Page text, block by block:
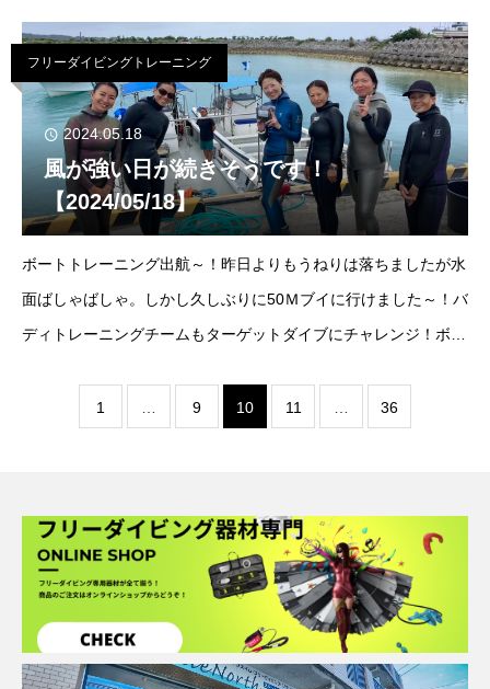
フリーダイビングトレーニング
2024.05.18
風が強い日が続きそうです！
【2024/05/18】
ボートトレーニング出航～！昨日よりもうねりは落ちましたが水
面ばしゃばしゃ。しかし久しぶりに50Ｍブイに行けました～！バ
ディトレーニングチームもターゲットダイブにチャレンジ！ボト
1 9 10 11 36